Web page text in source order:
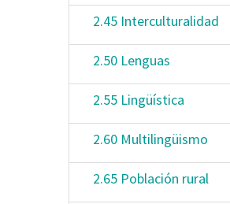
2.45 Interculturalidad
2.50 Lenguas
2.55 Lingüística
2.60 Multilingüismo
2.65 Población rural